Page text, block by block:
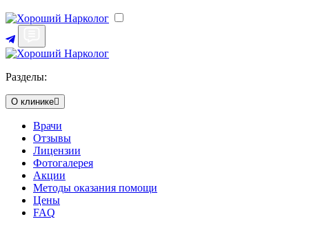
Разделы:
О клинике
Врачи
Отзывы
Лицензии
Фотогалерея
Акции
Методы оказания помощи
Цены
FAQ